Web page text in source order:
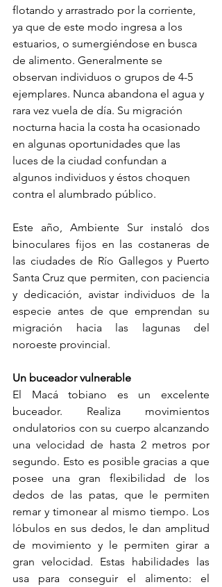
flotando y arrastrado por la corriente,
ya que de este modo ingresa a los
estuarios, o sumergiéndose en busca
de alimento. Generalmente se
observan individuos o grupos de 4-5
ejemplares. Nunca abandona el agua y
rara vez vuela de día. Su migración
nocturna hacia la costa ha ocasionado
en algunas oportunidades que las
luces de la ciudad confundan a
algunos individuos y éstos choquen
contra el alumbrado público.
Este año, Ambiente Sur instaló dos
binoculares fijos en las costaneras de
las ciudades de Río Gallegos y Puerto
Santa Cruz que permiten, con paciencia
y dedicación, avistar individuos de la
especie antes de que emprendan su
migración hacia las lagunas del
noroeste provincial.
Un buceador vulnerable
El Macá tobiano es un excelente
buceador. Realiza movimientos
ondulatorios con su cuerpo alcanzando
una velocidad de hasta 2 metros por
segundo. Esto es posible gracias a que
posee una gran flexibilidad de los
dedos de las patas, que le permiten
remar y timonear al mismo tiempo. Los
lóbulos en sus dedos, le dan amplitud
de movimiento y le permiten girar a
gran velocidad. Estas habilidades las
usa para conseguir el alimento: el